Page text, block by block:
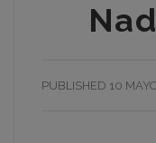
PUBLISHED 10